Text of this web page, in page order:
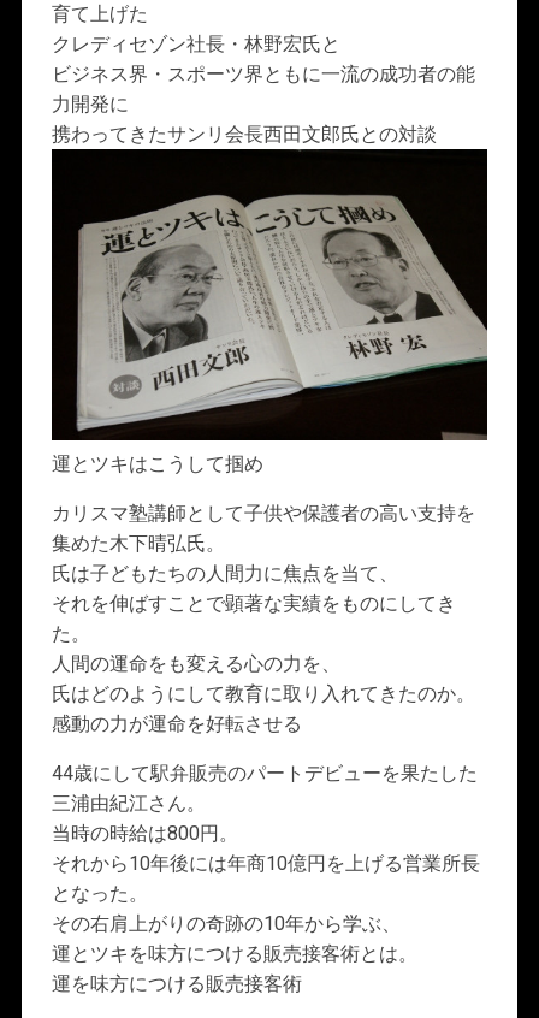
育て上げた
クレディセゾン社長・林野宏氏と
ビジネス界・スポーツ界ともに一流の成功者の能
力開発に
携わってきたサンリ会長西田文郎氏との対談
運とツキはこうして掴め
カリスマ塾講師として子供や保護者の高い支持を
集めた木下晴弘氏。
氏は子どもたちの人間力に焦点を当て、
それを伸ばすことで顕著な実績をものにしてき
た。
人間の運命をも変える心の力を、
氏はどのようにして教育に取り入れてきたのか。
感動の力が運命を好転させる
44歳にして駅弁販売のパートデビューを果たした
三浦由紀江さん。
当時の時給は800円。
それから10年後には年商10億円を上げる営業所長
となった。
その右肩上がりの奇跡の10年から学ぶ、
運とツキを味方につける販売接客術とは。
運を味方につける販売接客術